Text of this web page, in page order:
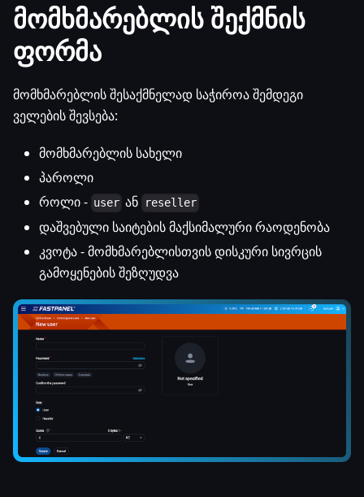
მომხმარებლის შექმნის
ფორმა
მომხმარებლის შესაქმნელად საჭიროა შემდეგი
ველების შევსება:
მომხმარებლის სახელი
პაროლი
როლი - user ან reseller
დაშვებული საიტების მაქსიმალური რაოდენობა
კვოტა - მომხმარებლისთვის დისკური სივრცის
გამოყენების შეზღუდვა